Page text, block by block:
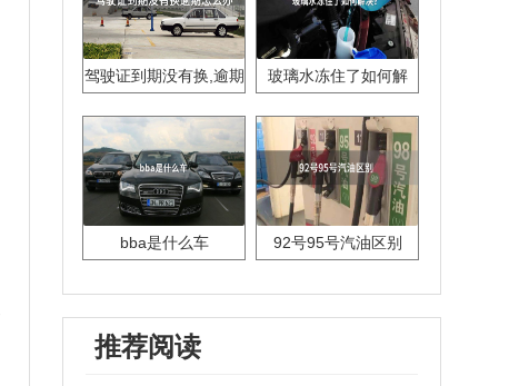
驾驶证到期没有换,逾期
玻璃水冻住了如何解
bba是什么车 92号95号汽油区别
推荐阅读